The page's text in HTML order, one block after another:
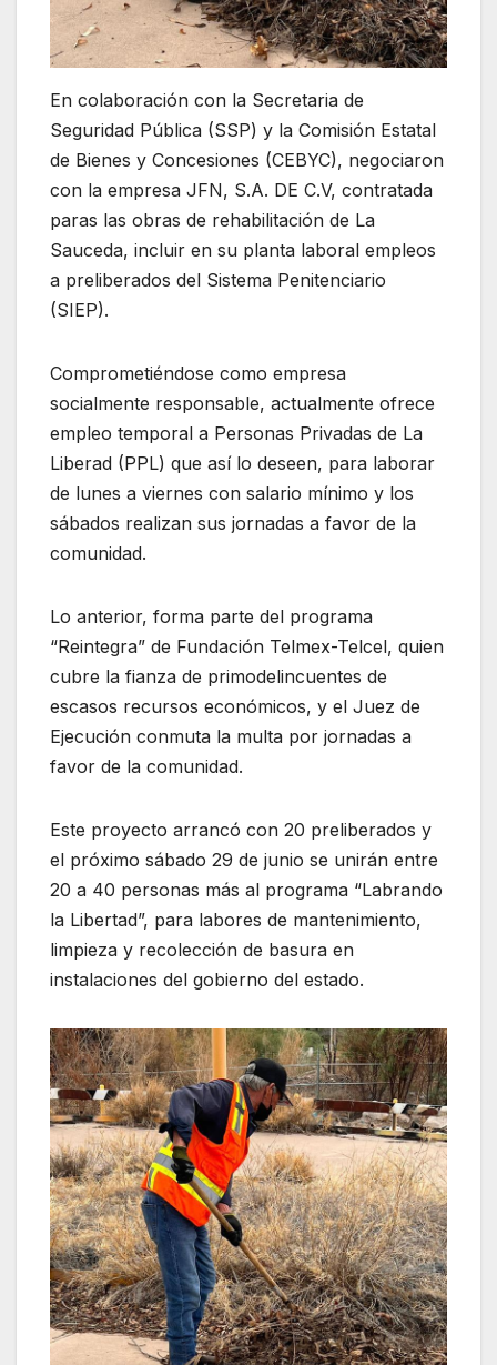
En colaboración con la Secretaria de
Seguridad Pública (SSP) y la Comisión Estatal
de Bienes y Concesiones (CEBYC), negociaron
con la empresa JFN, S.A. DE C.V, contratada
paras las obras de rehabilitación de La
Sauceda, incluir en su planta laboral empleos
a preliberados del Sistema Penitenciario
(SIEP).
Comprometiéndose como empresa
socialmente responsable, actualmente ofrece
empleo temporal a Personas Privadas de La
Liberad (PPL) que así lo deseen, para laborar
de lunes a viernes con salario mínimo y los
sábados realizan sus jornadas a favor de la
comunidad.
Lo anterior, forma parte del programa
“Reintegra” de Fundación Telmex-Telcel, quien
cubre la fianza de primodelincuentes de
escasos recursos económicos, y el Juez de
Ejecución conmuta la multa por jornadas a
favor de la comunidad.
Este proyecto arrancó con 20 preliberados y
el próximo sábado 29 de junio se unirán entre
20 a 40 personas más al programa “Labrando
la Libertad”, para labores de mantenimiento,
limpieza y recolección de basura en
instalaciones del gobierno del estado.